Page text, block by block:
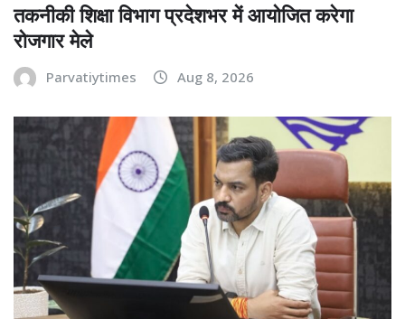
तकनीकी शिक्षा विभाग प्रदेशभर में आयोजित करेगा
रोजगार मेले
Parvatiytimes Aug 8, 2026